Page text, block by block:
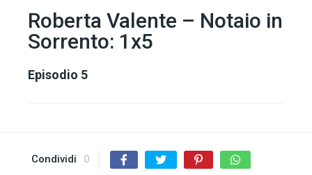
Roberta Valente – Notaio in
Sorrento: 1x5
Episodio 5
Condividi 0